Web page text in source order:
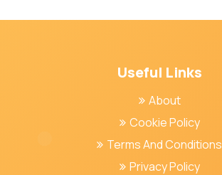
Useful Links
About
Cookie Policy
Terms And Conditions
Privacy Policy